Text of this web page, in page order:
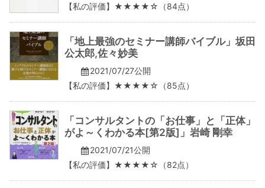
【私の評価】★★★★☆（84点）
「地上最強のセミナー講師バイブル」坂田
公太郎,佐々妙美
2021/07/27公開
【私の評価】★★★★☆（85点）
「コンサルタントの「お仕事」と「正体」
がよ～くわかる本[第2版]」岩崎 剛幸
2021/07/21公開
【私の評価】★★★★☆（82点）